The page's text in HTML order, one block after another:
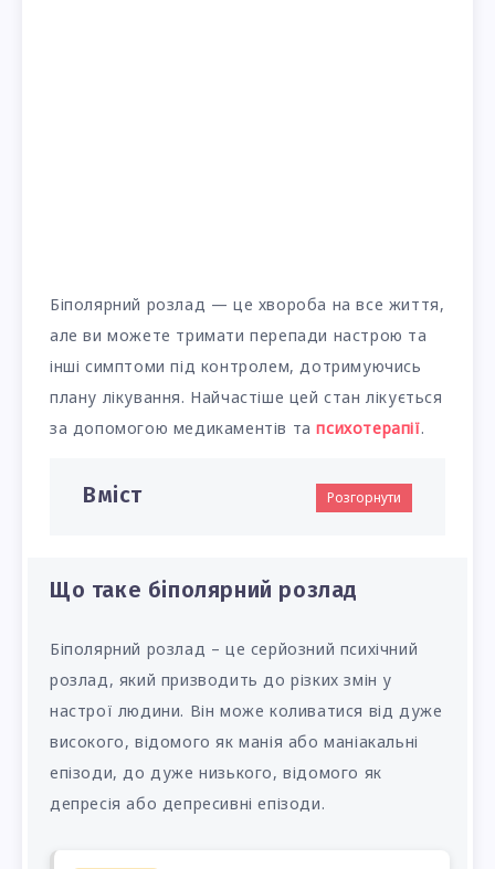
Біполярний розлад — це хвороба на все життя,
але ви можете тримати перепади настрою та
інші симптоми під контролем, дотримуючись
плану лікування. Найчастіше цей стан лікується
за допомогою медикаментів тапсихотерапії.
Вміст Розгорнути
Що таке біполярний розлад
Біполярний розлад – це серйозний психічний
розлад, який призводить до різких змін у
настрої людини. Він може коливатися від дуже
високого, відомого як манія або маніакальні
епізоди, до дуже низького, відомого як
депресія або депресивні епізоди.